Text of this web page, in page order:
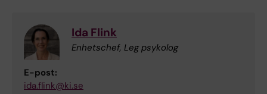
Ida Flink
Enhetschef, Leg psykolog
E-post:
ida.flink@ki.se